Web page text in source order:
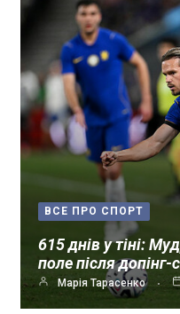
ВСЕ ПРО СПОРТ
615 днів у тіні:
поле після допінг-
Марія Тарасенко